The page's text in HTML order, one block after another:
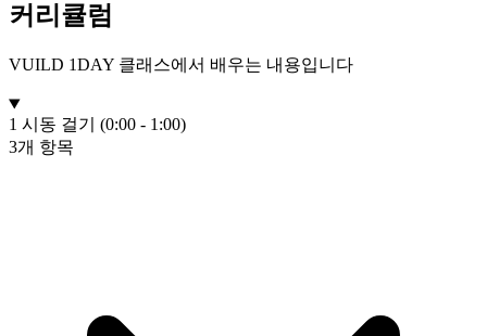
커리큘럼
VUILD 1DAY 클래스에서 배우는 내용입니다
1 시동 걸기 (0:00 - 1:00)
3개 항목